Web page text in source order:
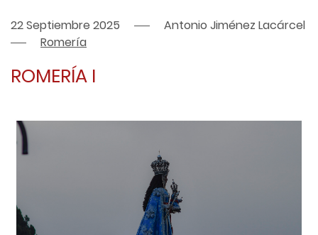
22 Septiembre 2025
Antonio Jiménez Lacárcel
Romería
ROMERÍA I